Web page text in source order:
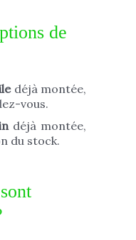
de
déjà montée,
vous.
déjà montée,
du stock.